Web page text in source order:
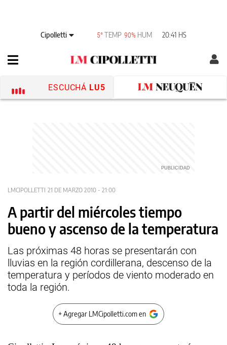
Cipolletti 5°TEMP 90% HUM 20:41 HS
ESCUCHÁ LU5
LMCIPOLLETTI 21 DE MARZO 2010 - 21:00
A partir del miércoles tiempo
bueno y ascenso de la temperatura
Las próximas 48 horas se presentarán con
lluvias en la región cordillerana, descenso de la
temperatura y períodos de viento moderado en
toda la región.
+ Agregar LMCipolletti.com en